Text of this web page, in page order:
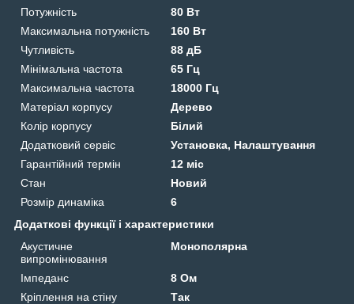
Потужність
80 Вт
Максимальна потужність
160 Вт
Чутливість
88 дБ
Мінімальна частота
65 Гц
Максимальна частота
18000 Гц
Матеріал корпусу
Дерево
Колір корпусу
Білий
Додатковий сервіс
Установка, Налаштування
Гарантійний термін
12 міс
Стан
Новий
Розмір динаміка
6
Додаткові функції і характеристики
Акустичне
випромінювання
Монополярна
Імпеданс
8 Ом
Кріплення на стіну
Так